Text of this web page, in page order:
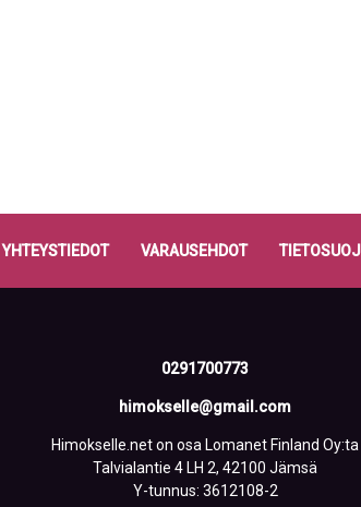
YHTEYSTIEDOT VARAUSEHDOT
0291700773
himokselle@gmail.com
Himokselle.net on osa Lomanet Finland Oy:ta
Talvialantie 4 LH 2, 42100 Jämsä
Y-tunnus: 3612108-2